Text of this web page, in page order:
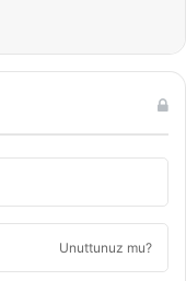
Unuttunuz mu?